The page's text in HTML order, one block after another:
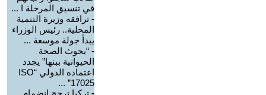
في تنسيق المرحلة ا ...
- ترافقه وزيرة التنمية
المحلية.. رئيس الوزراء
يبدأ جولة موسعة ...
- “بحوث الصحة
الحيوانية ببنها” يجدد
اعتماده الدولي “ISO
17025” ...
- تركيا ترجح انضمام